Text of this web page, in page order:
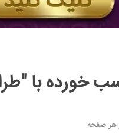
خورده با
هر صفحه